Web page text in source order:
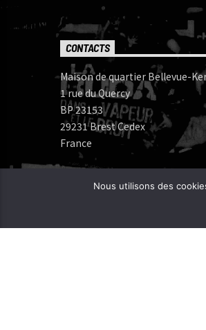
CONTACTS
Maison de quartier Bellevue-
1 rue du Quercy
BP 23153
29231 Brest Cedex
France
Bureau: 02 98 05 07 96
Mail:
Nous utilisons des